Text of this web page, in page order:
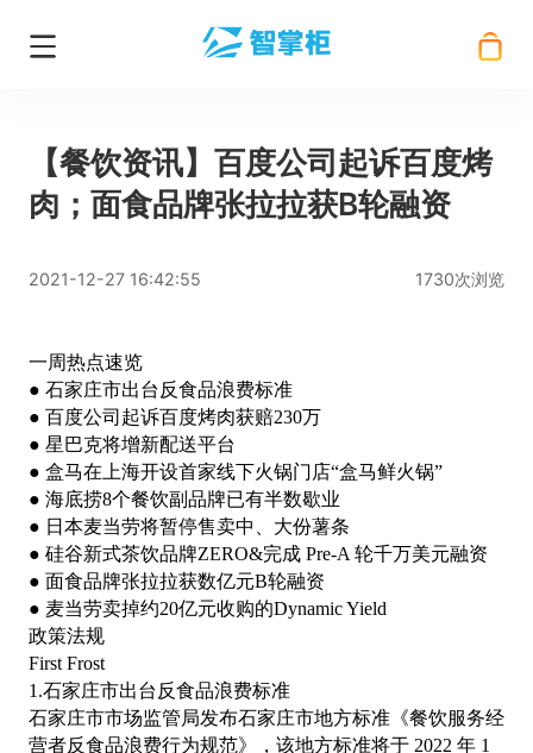
【餐饮资讯】百度公司起诉百度烤
肉；面食品牌张拉拉获B轮融资
2021-12-27 16:42:55 1730次浏览
一周热点速览
● 石家庄市出台反食品浪费标准
● 百度公司起诉百度烤肉获赔230万
● 星巴克将增新配送平台
● 盒马在上海开设首家线下火锅门店“盒马鲜火锅”
● 海底捞8个餐饮副品牌已有半数歇业
● 日本麦当劳将暂停售卖中、大份薯条
● 硅谷新式茶饮品牌ZERO&完成 Pre-A 轮千万美元融资
● 面食品牌张拉拉获数亿元B轮融资
● 麦当劳卖掉约20亿元收购的Dynamic Yield
政策法规
First Frost
1.石家庄市出台反食品浪费标准
石家庄市市场监管局发布石家庄市地方标准《餐饮服务经
营者反食品浪费行为规范》，该地方标准将于2022 年 1